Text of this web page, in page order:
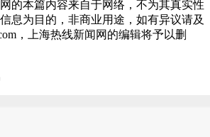
的本篇内容来自于网络，不为其真实性
息为目的，非商业用途，如有异议请及
，上海热线新闻网的编辑将予以删